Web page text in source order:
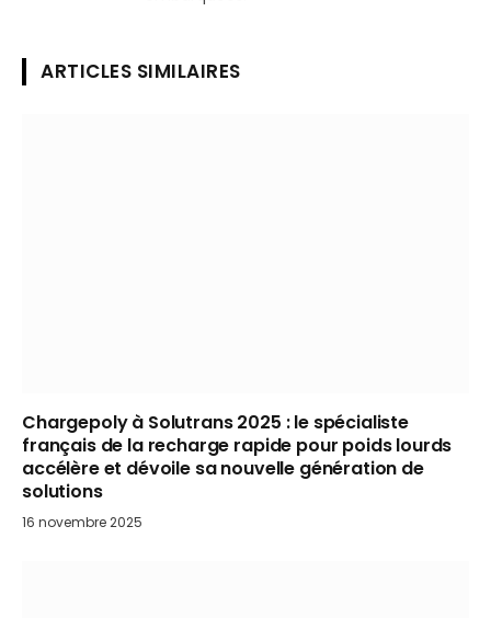
ARTICLES SIMILAIRES
Chargepoly à Solutrans 2025 : le spécialiste
français de la recharge rapide pour poids lourds
accélère et dévoile sa nouvelle génération de
solutions
16 novembre 2025